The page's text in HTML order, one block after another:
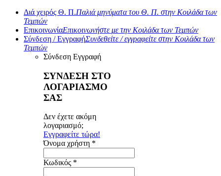
Διά χειρός Θ. Π.Παλιά μηνύματα του Θ. Π. στην Κοιλάδα των
Τεμπών
ΕπικοινωνίαΕπικοινωνήστε με την Κοιλάδα των Τεμπών
Σύνδεση / ΕγγραφήΣυνδεθείτε / εγγραφείτε στην Κοιλάδα των
Τεμπών
Σύνδεση Εγγραφή
ΣΥΝΔΕΣΗ ΣΤΟ
ΛΟΓΑΡΙΑΣΜΟ
ΣΑΣ
Δεν έχετε ακόμη
λογαριασμό;
Εγγραφείτε τώρα!
Όνομα χρήστη *
Κωδικός *